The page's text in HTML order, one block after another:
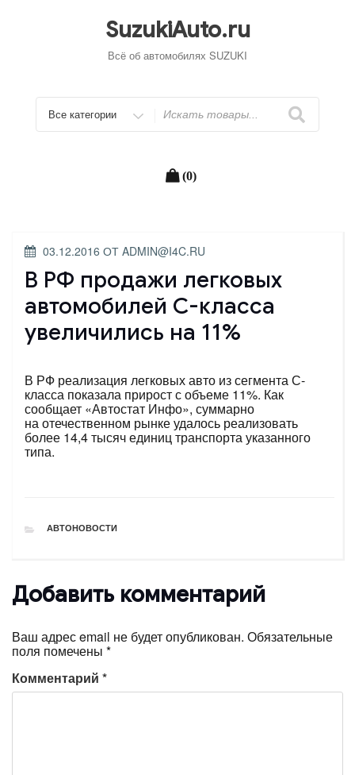
SuzukiAuto.ru
Всё об автомобилях SUZUKI
Искать
(0)
ОПУБЛИКОВАНО
03.12.2016 ОТ ADMIN@I4C.RU
В РФ продажи легковых
автомобилей С-класса
увеличились на 11%
В РФ реализация легковых авто из сегмента С-
класса показала прирост с объеме 11%. Как
сообщает «Автостат Инфо», суммарно
на отечественном рынке удалось реализовать
более 14,4 тысяч единиц транспорта указанного
типа.
РУБРИКИ
АВТОНОВОСТИ
Добавить комментарий
Ваш адрес email не будет опубликован. Обязательные
поля помечены *
Комментарий *